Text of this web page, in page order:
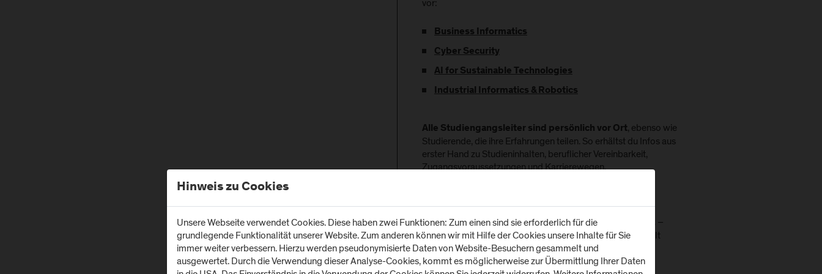
vor:
Business Informatics
Cyber Security
AI for Sustainable Technologies
Industrial Informatics & Robotics
Alle Studiengangsleiter sind persönlich vor Ort, ebenso wie
Studierende, die ihre Erfahrungen teilen. So erhältst du Infos aus
erster Hand zu Studieninhalten, beruflicher Vereinbarkeit,
Zugangsvoraussetzungen und Karrierewegen.
Ab ca. 19:30 Uhrerwartet Sie außerdem unser
–
spielerisch, unterhaltsam und mit Fragen direkt aus der Welt
unserer Masterprogramme!
Hinweis zu Cookies
Unsere Webseite verwendet Cookies. Diese haben zwei Funktionen: Zum einen sind sie erforderlich für die
grundlegende Funktionalität unserer Website. Zum anderen können wir mit Hilfe der Cookies unsere Inhalte für Sie
immer weiter verbessern. Hierzu werden pseudonymisierte Daten von Website-Besuchern gesammelt und
ausgewertet. Durch die Verwendung dieser Analyse-Cookies, kommt es möglicherweise zur Übermittlung Ihrer Daten